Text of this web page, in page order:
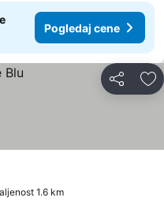
Pogledaj cene
Deli
1.6 km